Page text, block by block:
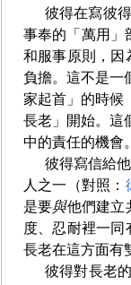
彼得在寫彼
事奉的「萬用」
和服事原則，因
負擔。這不是一
家起首」的時候
長老」開始。這
中的責任的機會
彼得寫信給
人之一（對照：
是要與他們建立
度、忍耐裡一
長老在這方面有
彼得對長老